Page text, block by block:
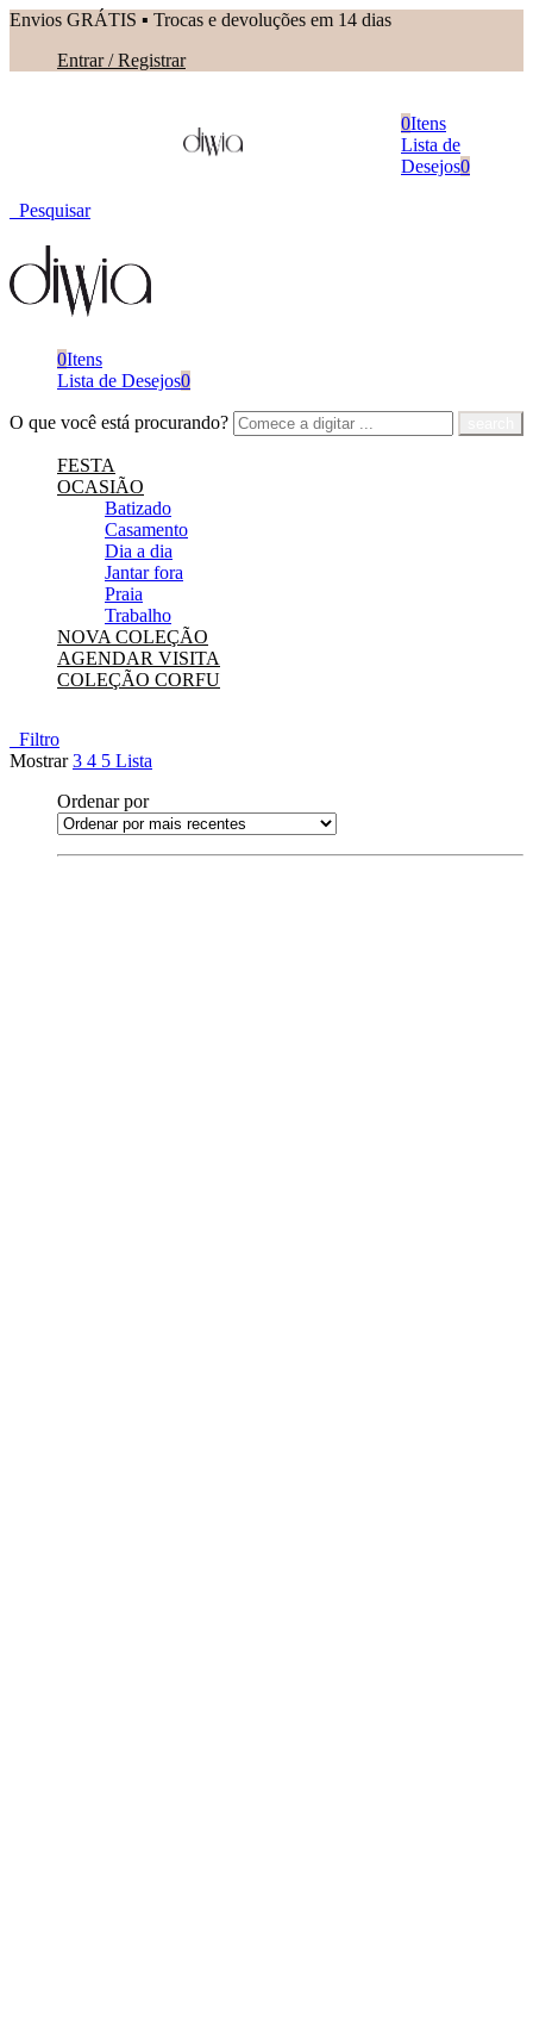
Envios GRÁTIS ▪︎ Trocas e devoluções em 14 dias
Entrar / Registrar
0Itens
Lista de
Desejos0
Pesquisar
0Itens
Lista de Desejos0
O que você está procurando?
FESTA
OCASIÃO
Batizado
Casamento
Dia a dia
Jantar fora
Praia
Trabalho
NOVA COLEÇÃO
AGENDAR VISITA
COLEÇÃO CORFU
Filtro
Mostrar3 4 5 Lista
Ordenar por